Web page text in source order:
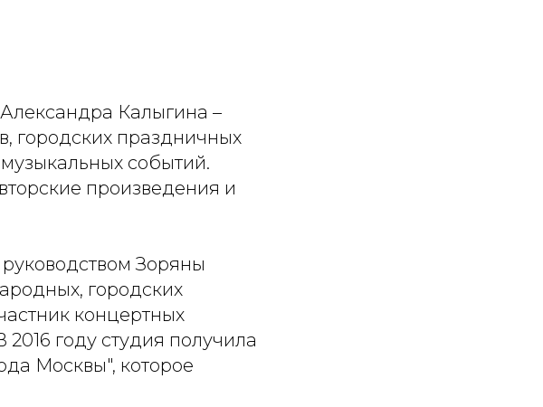
Калыгина –
городских праздничных
событий.
произведения и
Зоряны
городских
концертных
году студия получила
Москвы", которое